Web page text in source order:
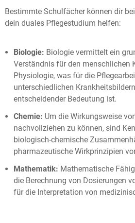
Bestimmte Schulfächer können dir
dein duales Pflegestudium helfen:
Biologie: Biologie vermittelt ein
Verständnis für den menschlichen
Physiologie, was für die
unterschiedlichen
entscheidender Bedeutung ist.
Chemie: Um die Wirkungsweise
nachvollziehen zu können, sind
biologisch-chemische
pharmazeutische Wirkprinzipien
Mathematik: Mathematische
die Berechnung von Dosierungen
für die Interpretation von